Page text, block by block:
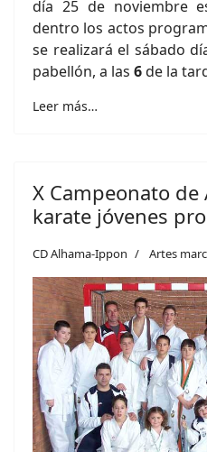
día 25 de noviembre
dentro los actos
se realizará el sábado
pabellón, a las 6de la
Leer más…
X Campeonato
karate jóvenes
CD Alhama-Ippon Artes